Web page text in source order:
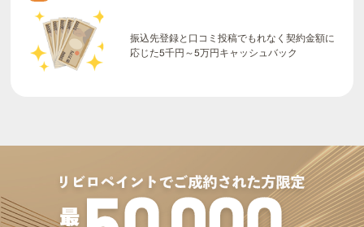
振込先登録と口コミ投稿でもれなく契約金額に
応じた5千円～5万円キャッシュバック